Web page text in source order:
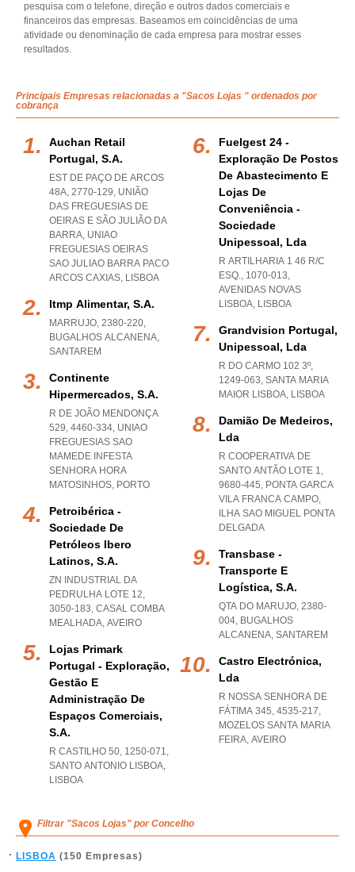
pesquisa com o telefone, direção e outros dados comerciais e
financeiros das empresas. Baseamos em coincidências de uma
atividade ou denominação de cada empresa para mostrar esses
resultados.
Principais Empresas relacionadas a "Sacos Lojas " ordenados por
cobrança
Auchan Retail
Portugal, S.a.
EST DE PAÇO DE ARCOS
48A, 2770-129, UNIÃO
DAS FREGUESIAS DE
OEIRAS E SÃO JULIÃO DA
BARRA, UNIAO
FREGUESIAS OEIRAS
SAO JULIAO BARRA PACO
ARCOS CAXIAS, LISBOA
Itmp Alimentar, S.a.
MARRUJO, 2380-220,
BUGALHOS ALCANENA,
SANTAREM
Continente
Hipermercados, S.a.
R DE JOÃO MENDONÇA
529, 4460-334, UNIAO
FREGUESIAS SAO
MAMEDE INFESTA
SENHORA HORA
MATOSINHOS, PORTO
Petroibérica -
Sociedade De
Petróleos Ibero
Latinos, S.a.
ZN INDUSTRIAL DA
PEDRULHA LOTE 12,
3050-183, CASAL COMBA
MEALHADA, AVEIRO
Lojas Primark
Portugal - Exploração,
Gestão E
Administração De
Espaços Comerciais,
S.a.
R CASTILHO 50, 1250-071,
SANTO ANTONIO LISBOA,
LISBOA
Fuelgest 24 -
Exploração De Postos
De Abastecimento E
Lojas De
Conveniência -
Sociedade
Unipessoal, Lda
R ARTILHARIA 1 46 R/C
ESQ., 1070-013,
AVENIDAS NOVAS
LISBOA, LISBOA
Grandvision Portugal,
Unipessoal, Lda
R DO CARMO 102 3º,
1249-063, SANTA MARIA
MAIOR LISBOA, LISBOA
Damião De Medeiros,
Lda
R COOPERATIVA DE
SANTO ANTÃO LOTE 1,
9680-445, PONTA GARCA
VILA FRANCA CAMPO,
ILHA SAO MIGUEL PONTA
DELGADA
Transbase -
Transporte E
Logística, S.a.
QTA DO MARUJO, 2380-
004, BUGALHOS
ALCANENA, SANTAREM
Castro Electrónica,
Lda
R NOSSA SENHORA DE
FÁTIMA 345, 4535-217,
MOZELOS SANTA MARIA
FEIRA, AVEIRO
Filtrar "Sacos Lojas" por Concelho
LISBOA (150 Empresas)